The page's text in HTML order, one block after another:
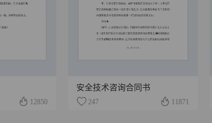
12850
安全技术咨询合同书
247 11871